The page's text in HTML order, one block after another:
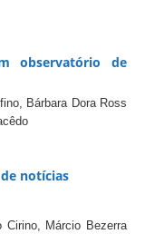
observatório de
Bárbara Dora Ross
notícias
Cirino, Márcio Bezerra